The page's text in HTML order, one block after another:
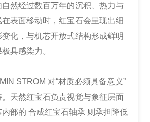
然经过数百万年的沉积、热力与
表面移动时，红宝石会呈现出细
化，与机芯开放式结构形成鲜明
具感染力。
STROM 对“材质必须具备意义”
天然红宝石负责视觉与象征层面
部的 合成红宝石轴承 则承担降低